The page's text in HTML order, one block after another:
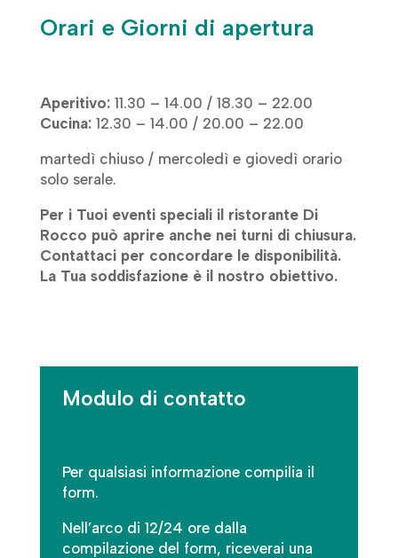
Orari e Giorni di apertura
Aperitivo:11.30 – 14.00 / 18.30 – 22.00
Cucina:12.30 – 14.00 / 20.00 – 22.00
martedì chiuso / mercoledì e giovedì orario
solo serale.
Per i Tuoi eventi speciali il ristorante Di
Rocco può aprire anche nei turni di chiusura.
Contattaci per concordare le disponibilità.
La Tua soddisfazione è il nostro obiettivo.
Modulo di contatto
Per qualsiasi informazione compilia il
form.
Nell’arco di 12/24 ore dalla
compilazione del form, riceverai una